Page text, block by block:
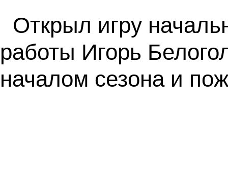
Открыл игру
работы Игорь
началом сезона и